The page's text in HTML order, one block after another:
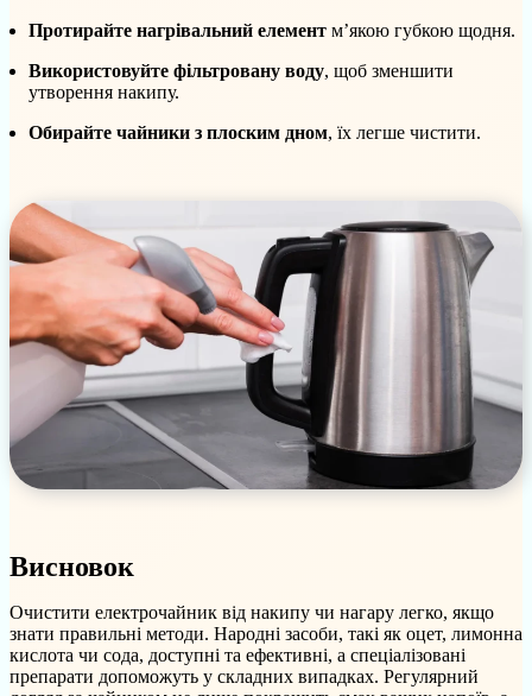
Протирайте нагрівальний елемент м’якою губкою щодня.
Використовуйте фільтровану воду, щоб зменшити
утворення накипу.
Обирайте чайники з плоским дном, їх легше чистити.
Висновок
Очистити електрочайник від накипу чи нагару легко, якщо
знати правильні методи. Народні засоби, такі як оцет, лимонна
кислота чи сода, доступні та ефективні, а спеціалізовані
препарати допоможуть у складних випадках. Регулярний